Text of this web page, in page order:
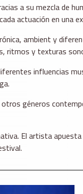
a su mezcla de
actuación en una
ambient y
ritmos y texturas
influencias
géneros
El artista